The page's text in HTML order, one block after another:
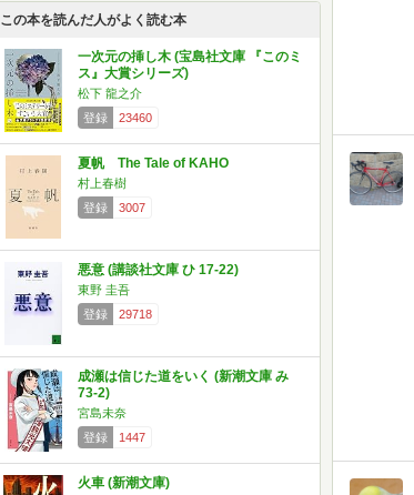
この本を読んだ人がよく読む本
一次元の挿し木 (宝島社文庫 『このミ
ス』大賞シリーズ)
松下 龍之介
登録
23460
夏帆 The Tale of KAHO
村上春樹
登録
3007
悪意 (講談社文庫 ひ 17-22)
東野 圭吾
登録
29718
成瀬は信じた道をいく (新潮文庫 み
73-2)
宮島未奈
登録
1447
火車 (新潮文庫)